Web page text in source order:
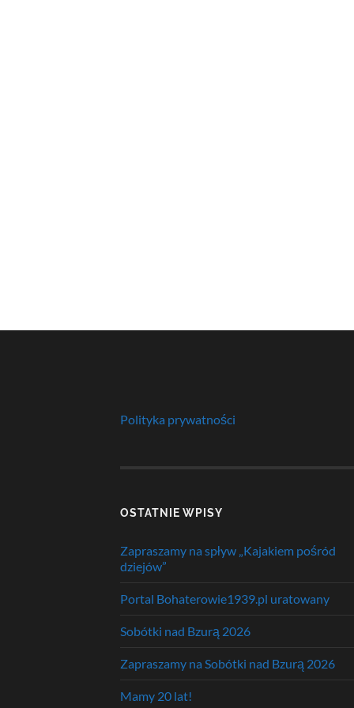
Polityka prywatności
OSTATNIE WPISY
Zapraszamy na spływ „Kajakiem pośród
dziejów”
Portal Bohaterowie1939.pl uratowany
Sobótki nad Bzurą 2026
Zapraszamy na Sobótki nad Bzurą 2026
Mamy 20 lat!